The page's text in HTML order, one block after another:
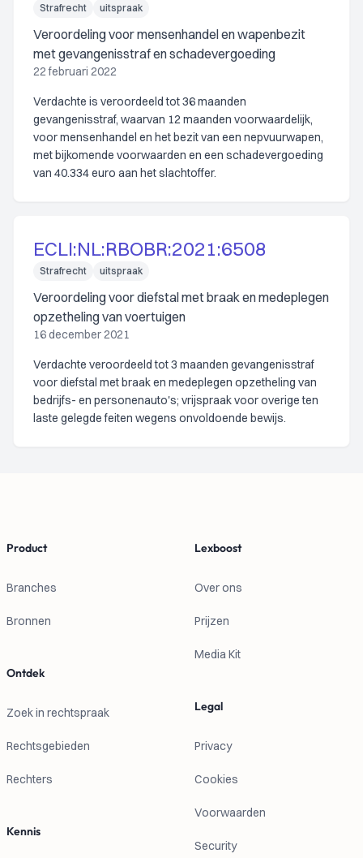
Strafrecht uitspraak
Veroordeling voor mensenhandel en wapenbezit
met gevangenisstraf en schadevergoeding
22 februari 2022
Verdachte is veroordeeld tot 36 maanden
gevangenisstraf, waarvan 12 maanden voorwaardelijk,
voor mensenhandel en het bezit van een nepvuurwapen,
met bijkomende voorwaarden en een schadevergoeding
van 40.334 euro aan het slachtoffer.
ECLI:NL:RBOBR:2021:6508
Strafrecht uitspraak
Veroordeling voor diefstal met braak en medeplegen
opzetheling van voertuigen
16 december 2021
Verdachte veroordeeld tot 3 maanden gevangenisstraf
voor diefstal met braak en medeplegen opzetheling van
bedrijfs- en personenauto's; vrijspraak voor overige ten
laste gelegde feiten wegens onvoldoende bewijs.
Product
Branches
Bronnen
Ontdek
Zoek in rechtspraak
Rechtsgebieden
Rechters
Kennis
Lexboost
Over ons
Prijzen
Media Kit
Legal
Privacy
Cookies
Voorwaarden
Security